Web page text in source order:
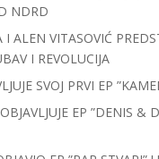
NDRD
ALEN VITASOVIĆ
I REVOLUCIJA
SVOJ PRVI EP
EP ”DENIS &